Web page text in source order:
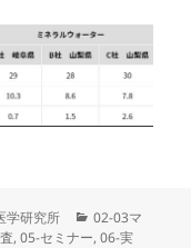
学研究所
カ
テ
02-03マ
,05-セミナー,06-実